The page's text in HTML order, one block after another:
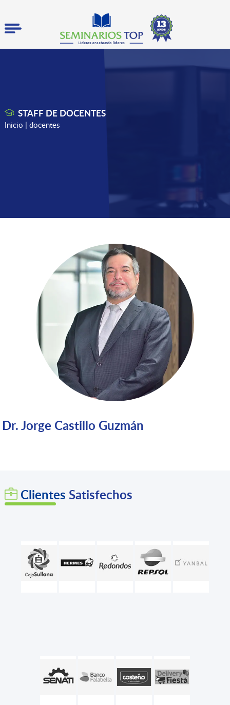
STAFF DE DOCENTES
Inicio | docentes
Dr. Jorge Castillo Guzmán
Clientes Satisfechos